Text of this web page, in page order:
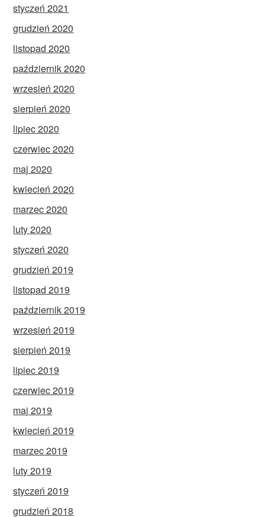
styczeń 2021
grudzień 2020
listopad 2020
październik 2020
wrzesień 2020
sierpień 2020
lipiec 2020
czerwiec 2020
maj 2020
kwiecień 2020
marzec 2020
luty 2020
styczeń 2020
grudzień 2019
listopad 2019
październik 2019
wrzesień 2019
sierpień 2019
lipiec 2019
czerwiec 2019
maj 2019
kwiecień 2019
marzec 2019
luty 2019
styczeń 2019
grudzień 2018